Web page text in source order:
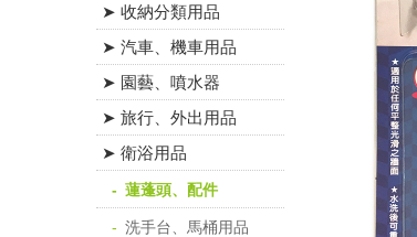
➤ 收納分類用品
➤ 汽車、機車用品
➤ 園藝、噴水器
➤ 旅行、外出用品
➤ 衛浴用品
蓮蓬頭、配件
洗手台、馬桶用品